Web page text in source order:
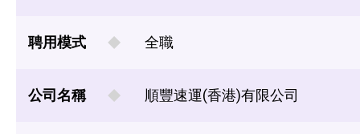
聘用模式 全職
公司名稱 順豐速運(香港)有限公司